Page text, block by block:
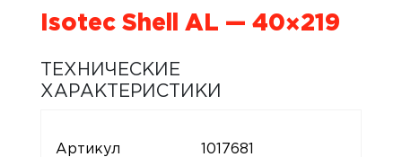
Isotec Shell AL — 40×219
ТЕХНИЧЕСКИЕ
ХАРАКТЕРИСТИКИ
Артикул 1017681